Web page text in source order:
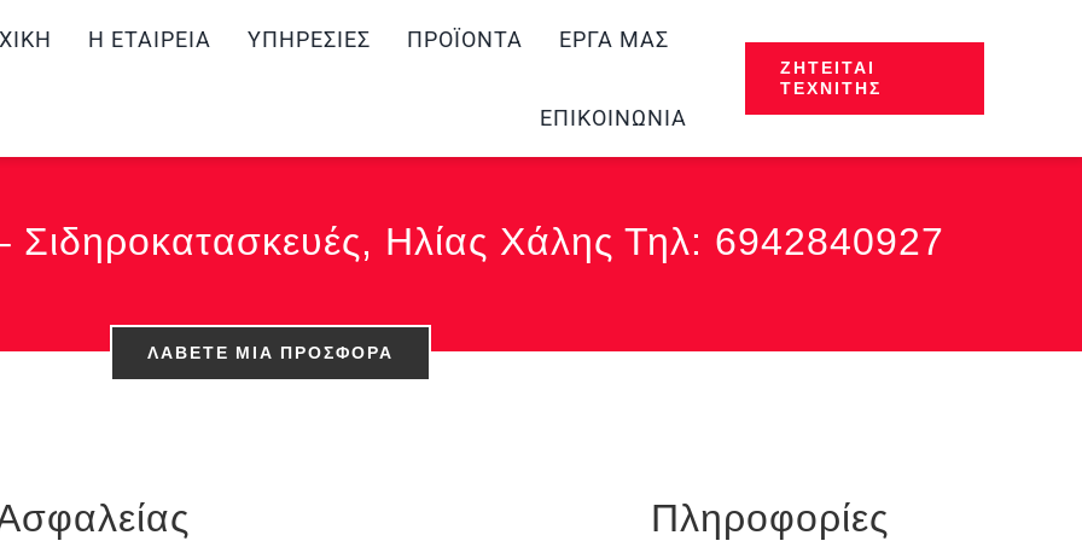
Η ΕΤΑΙΡΕΊΑ ΥΠΗΡΕΣΊΕΣ ΠΡΟΪΌΝΤΑ ΈΡΓΑ ΜΑΣ
ΕΠΙΚΟΙΝΩΝΊΑ
ΖΗΤΕΊΤΑΙ
ΤΕΧΝΊΤΗΣ
Σιδηροκατασκευές, Ηλίας Χάλης Τηλ: 6942840927
ΛΆΒΕΤΕ ΜΙΑ ΠΡΟΣΦΟΡΆ
Πληροφορίες